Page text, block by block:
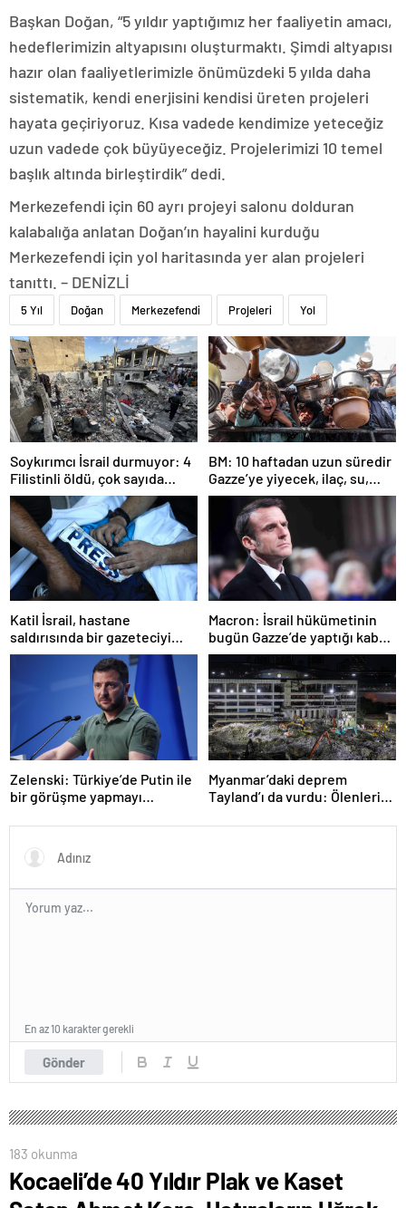
Başkan Doğan, “5 yıldır yaptığımız her faaliyetin amacı,
hedeflerimizin altyapısını oluşturmaktı. Şimdi altyapısı
hazır olan faaliyetlerimizle önümüzdeki 5 yılda daha
sistematik, kendi enerjisini kendisi üreten projeleri
hayata geçiriyoruz. Kısa vadede kendimize yeteceğiz
uzun vadede çok büyüyeceğiz. Projelerimizi 10 temel
başlık altında birleştirdik” dedi.
Merkezefendi için 60 ayrı projeyi salonu dolduran
kalabalığa anlatan Doğan’ın hayalini kurduğu
Merkezefendi için yol haritasında yer alan projeleri
tanıttı. – DENİZLİ
5 Yıl Doğan Merkezefendi Projeleri Yol
Soykırımcı İsrail durmuyor: 4
Filistinli öldü, çok sayıda
yaralı var
BM: 10 haftadan uzun süredir
Gazze’ye yiyecek, ilaç, su,
çadır girmedi
Katil İsrail, hastane
saldırısında bir gazeteciyi
öldürdüğünü itiraf etti
Macron: İsrail hükümetinin
bugün Gazze’de yaptığı kabul
edilemez
Zelenski: Türkiye’de Putin ile
bir görüşme yapmayı
Myanmar’daki deprem
Tayland’ı da vurdu: Ölenlerin
Gönder
En az 10 karakter gerekli
183 okunma
Kocaeli’de 40 Yıldır Plak ve Kaset